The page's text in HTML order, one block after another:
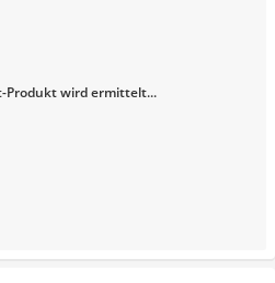
Produkt wird ermittelt...